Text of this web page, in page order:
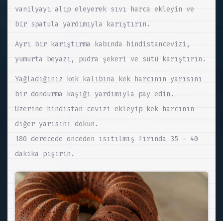
vanilyayı alıp eleyerek sıvı harca ekleyin ve
bir spatula yardımıyla karıştırın.
Ayrı bir karıştırma kabında hindistancevizi,
yumurta beyazı, pudra şekeri ve sütü karıştırın.
Yağladığınız kek kalıbına kek harcının yarısını
bir dondurma kaşığı yardımıyla pay edin.
Üzerine hindistan cevizi ekleyip kek harcının
diğer yarısını dökün.
180 derecede önceden ısıtılmış fırında 35 – 40
dakika pişirin.